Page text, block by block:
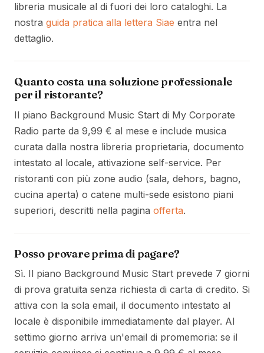
libreria musicale al di fuori dei loro cataloghi. La
nostra guida pratica alla lettera Siae entra nel
dettaglio.
Quanto costa una soluzione professionale
per il ristorante?
Il piano Background Music Start di My Corporate
Radio parte da 9,99 € al mese e include musica
curata dalla nostra libreria proprietaria, documento
intestato al locale, attivazione self-service. Per
ristoranti con più zone audio (sala, dehors, bagno,
cucina aperta) o catene multi-sede esistono piani
superiori, descritti nella pagina offerta.
Posso provare prima di pagare?
Sì. Il piano Background Music Start prevede 7 giorni
di prova gratuita senza richiesta di carta di credito. Si
attiva con la sola email, il documento intestato al
locale è disponibile immediatamente dal player. Al
settimo giorno arriva un'email di promemoria: se il